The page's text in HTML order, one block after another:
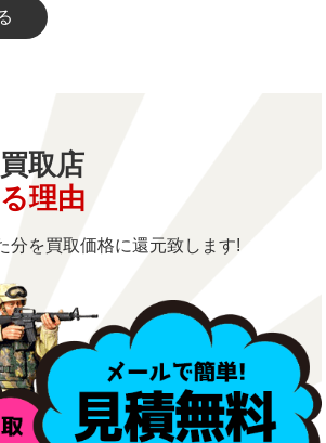
取店
理由
分を買取価格に還元致します!